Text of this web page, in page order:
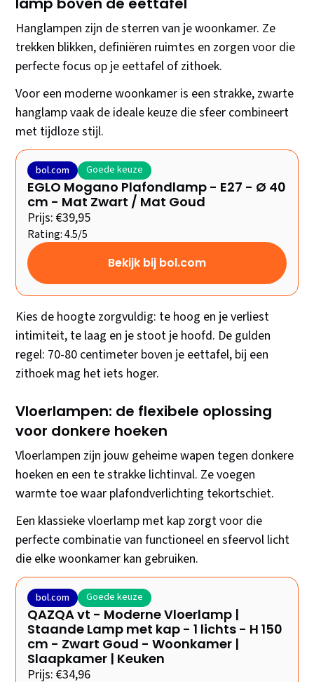
Hanglampen zijn de sterren van je woonkamer. Ze
trekken blikken, definiëren ruimtes en zorgen voor die
perfecte focus op je eettafel of zithoek.
Voor een moderne woonkamer is een strakke, zwarte
hanglamp vaak de ideale keuze die sfeer combineert
met tijdloze stijl.
bol.com Goede keuze
EGLO Mogano Plafondlamp - E27 - Ø 40
cm - Mat Zwart / Mat Goud
Prijs: €39,95
Rating: 4.5/5
Bekijk bij bol.com
Kies de hoogte zorgvuldig: te hoog en je verliest
intimiteit, te laag en je stoot je hoofd. De gulden
regel: 70-80 centimeter boven je eettafel, bij een
zithoek mag het iets hoger.
Vloerlampen: de flexibele oplossing
voor donkere hoeken
Vloerlampen zijn jouw geheime wapen tegen donkere
hoeken en een te strakke lichtinval. Ze voegen
warmte toe waar plafondverlichting tekortschiet.
Een klassieke vloerlamp met kap zorgt voor die
perfecte combinatie van functioneel en sfeervol licht
die elke woonkamer kan gebruiken.
bol.com Goede keuze
QAZQA vt - Moderne Vloerlamp |
Staande Lamp met kap - 1 lichts - H 150
cm - Zwart Goud - Woonkamer |
Slaapkamer | Keuken
Prijs: €34,96